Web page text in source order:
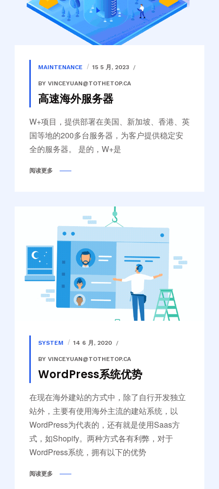
MAINTENANCE 15 5 月, 2023
BY VINCEYUAN@TOTHETOP.CA
高速海外服务器
W+项目，提供部署在美国、新加坡、香港、英
国等地的200多台服务器，为客户提供稳定安
全的服务器。 是的，W+是
阅读更多
SYSTEM 14 6 月, 2020
BY VINCEYUAN@TOTHETOP.CA
WordPress系统优势
在现在海外建站的方式中，除了自行开发独立
站外，主要有使用海外主流的建站系统，以
WordPress为代表的，还有就是使用Saas方
式，如Shopify。两种方式各有利弊，对于
WordPress系统，拥有以下的优势
阅读更多